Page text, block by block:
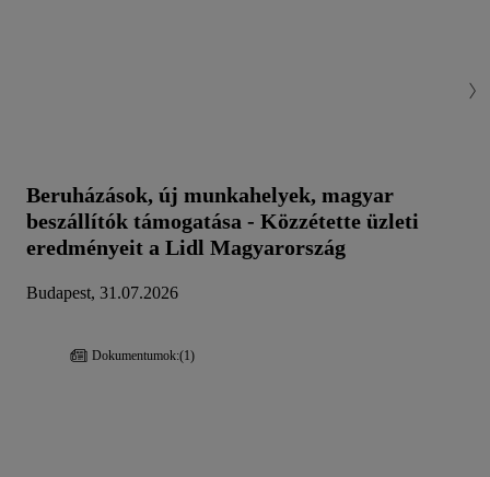
Beruházások, új munkahelyek, magyar
beszállítók támogatása - Közzétette üzleti
eredményeit a Lidl Magyarország
Budapest, 31.07.2026
Dokumentumok:(1)